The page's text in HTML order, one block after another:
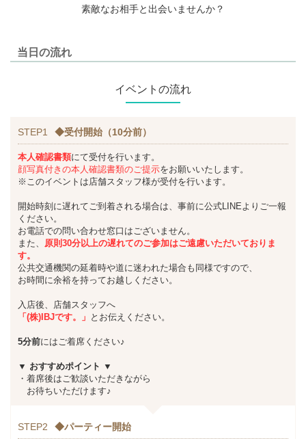
素敵なお相手と出会いませんか？
当日の流れ
イベントの流れ
STEP1 ◆受付開始（10分前）
本人確認書類にて受付を行います。
顔写真付きの本人確認書類のご提示をお願いいたします。
※このイベントは店舗スタッフ様が受付を行います。
開始時刻に遅れてご到着される場合は、事前に公式LINEよりご一報
ください。
お電話での問い合わせ窓口はございません。
また、 原則30分以上の遅れてのご参加はご遠慮いただいておりま
す。
公共交通機関の延着時や道に迷われた場合も同様ですので、
お時間に余裕を持ってお越しください。
入店後、店舗スタッフへ
「(株)IBJです。」 とお伝えください。
5分前にはご着席ください♪
▼ おすすめポイント ▼
・着席後はご歓談いただきながら
お待ちいただけます♪
STEP2 ◆パーティー開始